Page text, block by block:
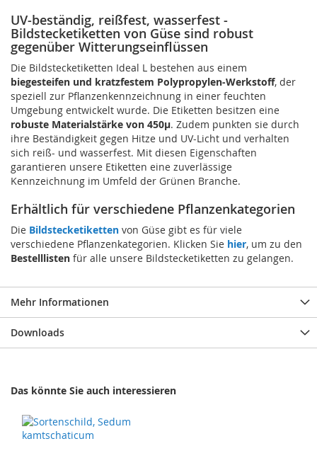
UV-beständig, reißfest, wasserfest -
Bildstecketiketten von Güse sind robust
gegenüber Witterungseinflüssen
Die Bildstecketiketten Ideal L bestehen aus einem
biegesteifen und kratzfestem Polypropylen-Werkstoff, der
speziell zur Pflanzenkennzeichnung in einer feuchten
Umgebung entwickelt wurde. Die Etiketten besitzen eine
robuste Materialstärke von 450µ. Zudem punkten sie durch
ihre Beständigkeit gegen Hitze und UV-Licht und verhalten
sich reiß- und wasserfest. Mit diesen Eigenschaften
garantieren unsere Etiketten eine zuverlässige
Kennzeichnung im Umfeld der Grünen Branche.
Erhältlich für verschiedene Pflanzenkategorien
Die Bildstecketiketten von Güse gibt es für viele
verschiedene Pflanzenkategorien. Klicken Sie hier, um zu den
Bestelllisten für alle unsere Bildstecketiketten zu gelangen.
Mehr Informationen
Downloads
Das könnte Sie auch interessieren